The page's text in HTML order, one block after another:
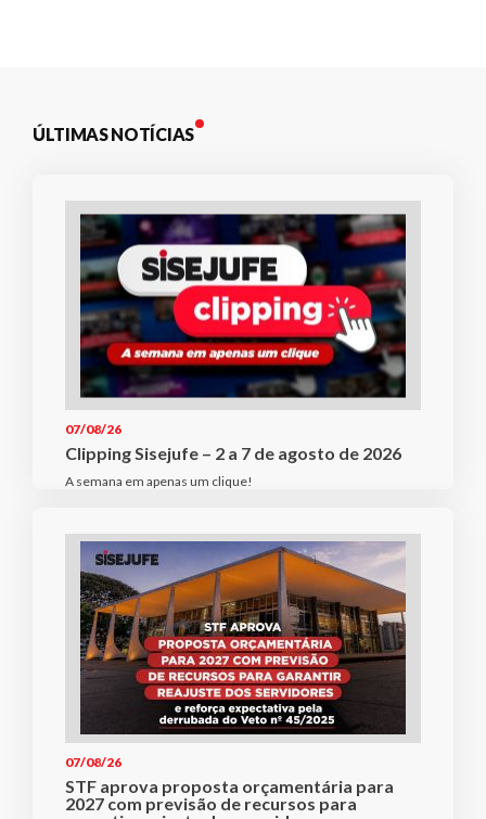
ÚLTIMAS NOTÍCIAS
07/08/26
Clipping Sisejufe – 2 a 7 de agosto de 2026
A semana em apenas um clique!
07/08/26
STF aprova proposta orçamentária para
2027 com previsão de recursos para